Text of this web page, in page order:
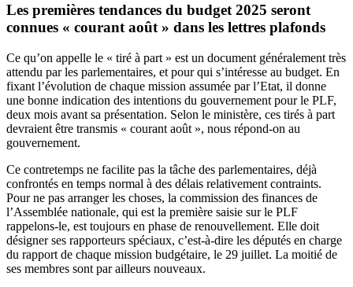
Les premières tendances du budget 2025 seront
connues « courant août » dans les lettres plafonds
Ce qu’on appelle le « tiré à part » est un document généralement très
attendu par les parlementaires, et pour qui s’intéresse au budget. En
fixant l’évolution de chaque mission assumée par l’Etat, il donne
une bonne indication des intentions du gouvernement pour le PLF,
deux mois avant sa présentation. Selon le ministère, ces tirés à part
devraient être transmis « courant août », nous répond-on au
gouvernement.
Ce contretemps ne facilite pas la tâche des parlementaires, déjà
confrontés en temps normal à des délais relativement contraints.
Pour ne pas arranger les choses, la commission des finances de
l’Assemblée nationale, qui est la première saisie sur le PLF
rappelons-le, est toujours en phase de renouvellement. Elle doit
désigner ses rapporteurs spéciaux, c’est-à-dire les députés en charge
du rapport de chaque mission budgétaire, le 29 juillet. La moitié de
ses membres sont par ailleurs nouveaux.